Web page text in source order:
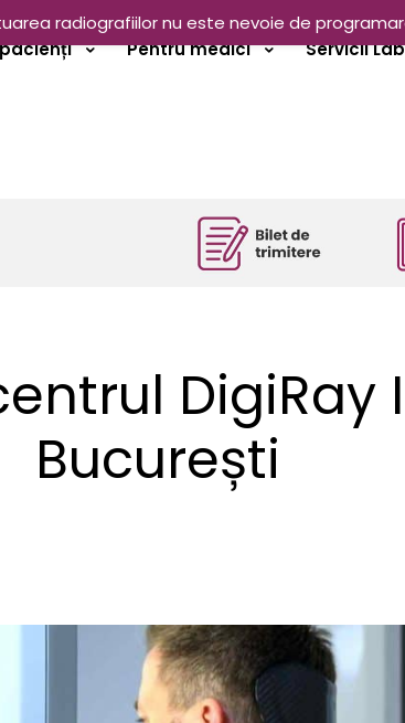
Pentru medici Servicii
DigiRay
București
radiografiilor nu este nevoie de